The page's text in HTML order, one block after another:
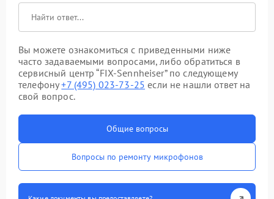
Вы можете ознакомиться с приведенными ниже
часто задаваемыми вопросами, либо обратиться в
сервисный центр “FIX-Sennheiser” по следующему
телефону+7 (495) 023-73-25 если не нашли ответ на
свой вопрос.
Общие вопросы
Вопросы по ремонту микрофонов